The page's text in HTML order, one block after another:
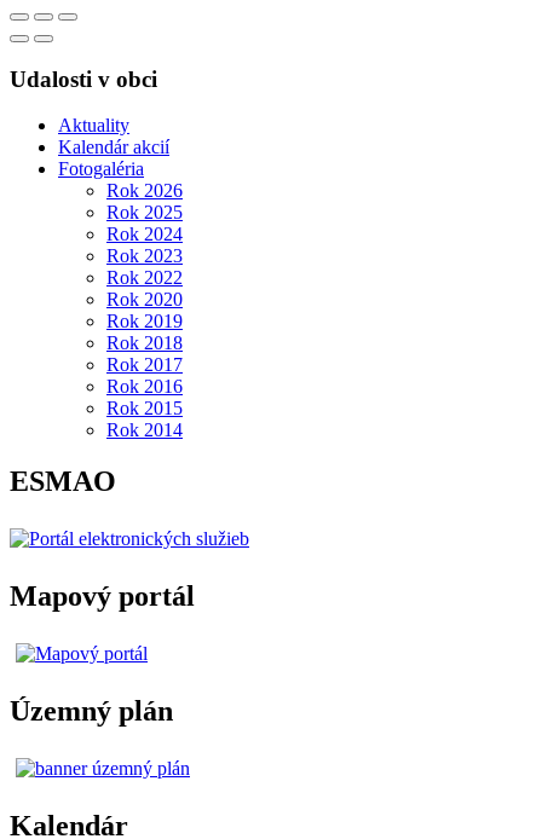
Udalosti v obci
Aktuality
Kalendár akcií
Fotogaléria
Rok 2026
Rok 2025
Rok 2024
Rok 2023
Rok 2022
Rok 2020
Rok 2019
Rok 2018
Rok 2017
Rok 2016
Rok 2015
Rok 2014
ESMAO
Mapový portál
Územný plán
Kalendár